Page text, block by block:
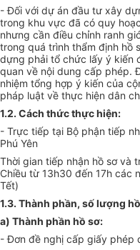
- Đối với dự án đầu tư xây
trong khu vực đã có quy
nhưng cần điều chỉnh ranh
trong quá trình thẩm định hồ
dựng phải tổ chức lấy ý kiến
quan về nội dung cấp phép.
nhiệm tổng hợp ý kiến của
pháp luật về thực hiện dân
1.2. Cách thức thực hiện:
- Trực tiếp tại Bộ phận tiếp
Phú Yên
Thời gian tiếp nhận hồ sơ và
Chiều từ 13h30 đến 17h các
Tết)
1.3. Thành phần, số l­ượng
a) Thành phần hồ sơ:
- Đơn đề nghị cấp giấy phép